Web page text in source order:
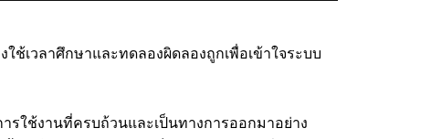
เวลาศึกษาและทดลองผิดลองถูกเพื่อเข้าใจระบบ
รใช้งานที่ครบถ้วนและเป็นทางการออกมาอย่าง